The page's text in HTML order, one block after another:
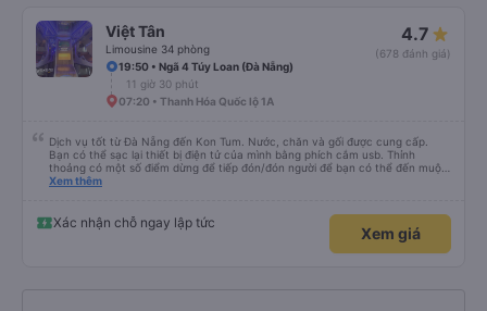
Việt Tân
Limousine 34 phòng
4.7
(678 đánh giá)
19:50 • Ngã 4 Túy Loan (Đà Nẵng)
11 giờ 30 phút
07:20 • Thanh Hóa Quốc lộ 1A
Dịch vụ tốt từ Đà Nẵng đến Kon Tum. Nước, chăn và gối được cung cấp.
Bạn có thể sạc lại thiết bị điện tử của mình bằng phích cắm usb. Thỉnh
thoảng có một số điểm dừng để tiếp đón/đón người để bạn có thể đến muộn
hơn một chút so với mô tả. (Lưu ý: chúng tôi hiểu và nói được một chút
Xem thêm
Xác nhận chỗ ngay lập tức
Xem giá